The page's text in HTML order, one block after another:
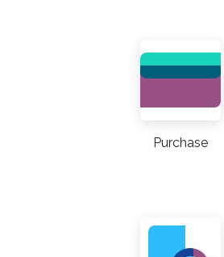
Purchase